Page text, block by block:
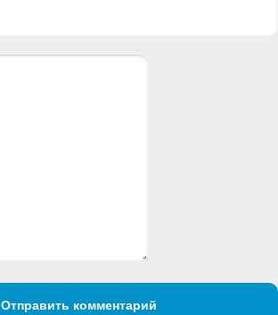
Отправить комментарий